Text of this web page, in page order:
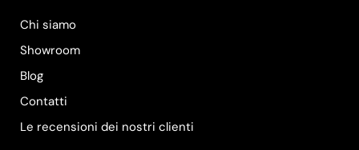
Chi siamo
Showroom
Blog
Contatti
Le recensioni dei nostri clienti